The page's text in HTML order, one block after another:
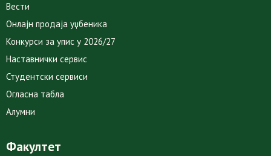
Вести
Онлајн продаја уџбеника
Конкурси за упис у 2026/27
Наставнички сервис
Студентски сервиси
Огласна табла
Алумни
Факултет